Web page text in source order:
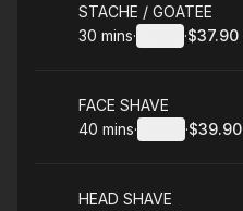
Book
STACHE / GOATEE
.Duration:
30 mins· ·
.Price
$37.90
Book
FACE SHAVE
.Duration:
40 mins· ·
.Price:
$39.90
Book
HEAD SHAVE